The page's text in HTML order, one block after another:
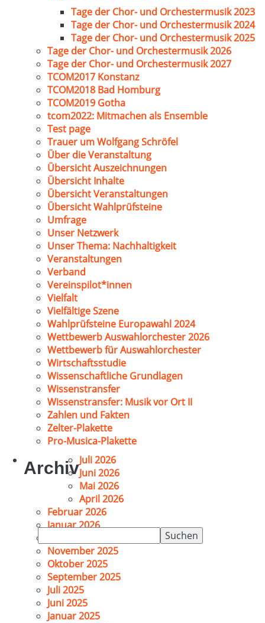
nach:
Tage der Chor- und Orchestermusik 2023
Tage der Chor- und Orchestermusik 2024
Tage der Chor- und Orchestermusik 2025
Tage der Chor- und Orchestermusik 2026
Tage der Chor- und Orchestermusik 2027
TCOM2017 Konstanz
TCOM2018 Bad Homburg
TCOM2019 Gotha
tcom2022: Mitmachen als Ensemble
Test page
Trauer um Wolfgang Schröfel
Über die Veranstaltung
Übersicht Auszeichnungen
Übersicht Inhalte
Übersicht Veranstaltungen
Übersicht Wahlprüfsteine
Umfrage
Unser Netzwerk
Unser Thema: Nachhaltigkeit
Veranstaltungen
Verband
Vereinspilot*innen
Vielfalt
Vielfältige Szene
Wahlprüfsteine Europawahl 2024
Wettbewerb Auswahlorchester 2026
Wettbewerb für Auswahlorchester
Wirtschaftsstudie
Wissenschaftliche Grundlagen
Wissenstransfer
Wissenstransfer: Musik vor Ort II
Zahlen und Fakten
Zelter-Plakette
Pro-Musica-Plakette
ArchivJuli 2026
Juni 2026
Mai 2026
April 2026
Februar 2026
Januar 2026
November 2025
Oktober 2025
September 2025
Juli 2025
Juni 2025
Januar 2025